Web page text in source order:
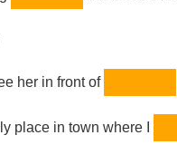
her in front of
place in town where I